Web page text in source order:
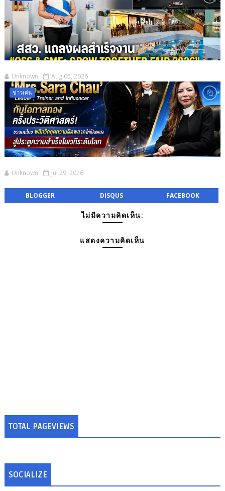
Unknown Aug 05, 2026
ข่าวเด่น
Unknown Jul 29, 2026
BLOGGER DISQUS FACEBOOK
ไม่มีความคิดเห็น:
แสดงความคิดเห็น
TOTAL PAGEVIEWS
SOCIALIZE